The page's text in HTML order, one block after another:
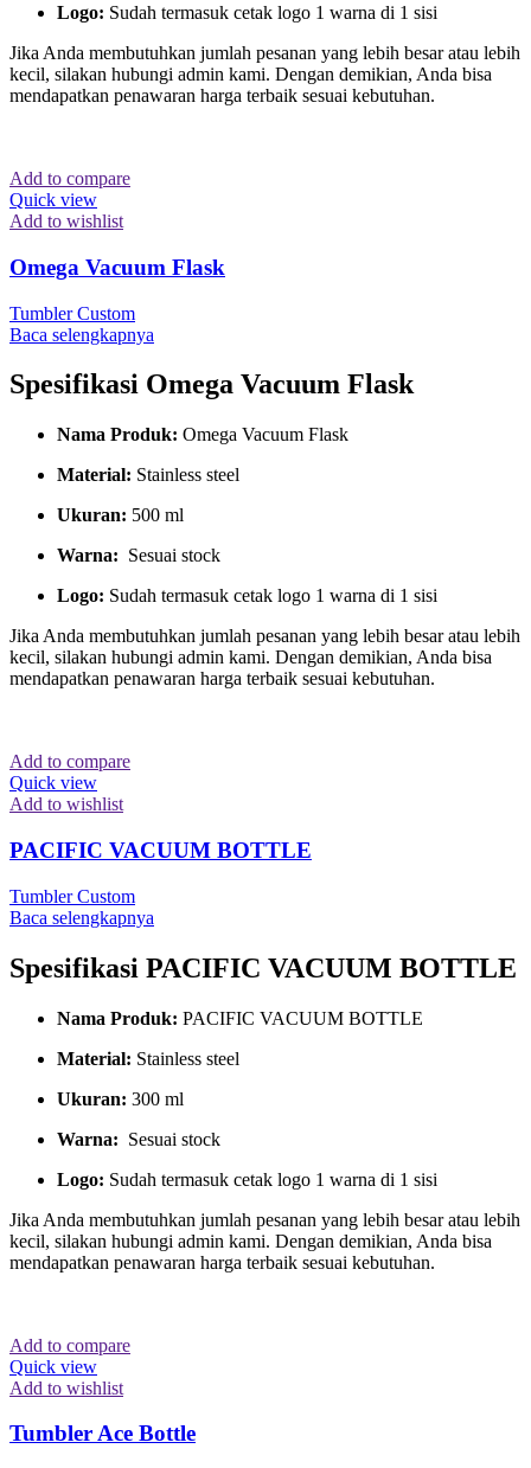
Logo: Sudah termasuk cetak logo 1 warna di 1 sisi
Jika Anda membutuhkan jumlah pesanan yang lebih besar atau lebih
kecil, silakan hubungi admin kami. Dengan demikian, Anda bisa
mendapatkan penawaran harga terbaik sesuai kebutuhan.
Add to compare
Quick view
Add to wishlist
Omega Vacuum Flask
Tumbler Custom
Baca selengkapnya
Spesifikasi Omega Vacuum Flask
Nama Produk: Omega Vacuum Flask
Material: Stainless steel
Ukuran: 500 ml
Warna: Sesuai stock
Logo: Sudah termasuk cetak logo 1 warna di 1 sisi
Jika Anda membutuhkan jumlah pesanan yang lebih besar atau lebih
kecil, silakan hubungi admin kami. Dengan demikian, Anda bisa
mendapatkan penawaran harga terbaik sesuai kebutuhan.
Add to compare
Quick view
Add to wishlist
PACIFIC VACUUM BOTTLE
Tumbler Custom
Baca selengkapnya
Spesifikasi PACIFIC VACUUM BOTTLE
Nama Produk: PACIFIC VACUUM BOTTLE
Material: Stainless steel
Ukuran: 300 ml
Warna: Sesuai stock
Logo: Sudah termasuk cetak logo 1 warna di 1 sisi
Jika Anda membutuhkan jumlah pesanan yang lebih besar atau lebih
kecil, silakan hubungi admin kami. Dengan demikian, Anda bisa
mendapatkan penawaran harga terbaik sesuai kebutuhan.
Add to compare
Quick view
Add to wishlist
Tumbler Ace Bottle